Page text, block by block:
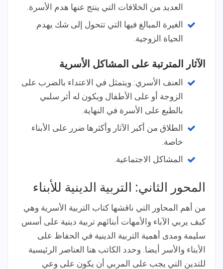
العديد من الخلافات التي ينتج عنها هدم الأسرة.
الغيرة المبالغ فيها التي تتحول إلى شك يهدم
الحياة الزوجية.
الآثار المترتبة على المشاكل الأسرية
العنف الأسري: ويتمثل في الاعتداء بالضرب على
الزوجة أو على الأطفال ويكون له أثر سلبي
بالطبع على الأسرة في النهاية.
الطلاق من أكبر الآثار وأكثرها ضرر على الأبناء
خاصة.
المشاكل الاجتماعية.
المحور الثاني: التربية الدينية للأبناء
من أهم المحاور التي ناقشها كتاب التربية الأسرية وهي
كيف يربي الآباء والأمهات أبنائهم تربية دينية على أسس
سليمة ومدى أهمية التربية الدينية في الحفاظ على
الأبناء والأسر أيضا. وحدد الكاتب هنا العناصر الرئيسية
للتدين التي يجب على المربي أن يكون على وعي